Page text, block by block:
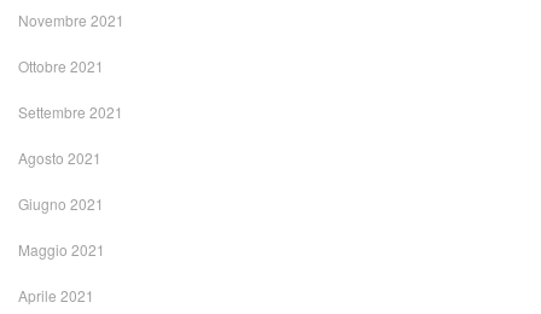
Novembre 2021
Ottobre 2021
Settembre 2021
Agosto 2021
Giugno 2021
Maggio 2021
Aprile 2021